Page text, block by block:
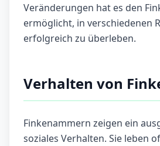
Veränderungen hat es den
ermöglicht, in verschiedenen
erfolgreich zu überleben.
Verhalten von
Finkenammern zeigen ein
soziales Verhalten. Sie leben